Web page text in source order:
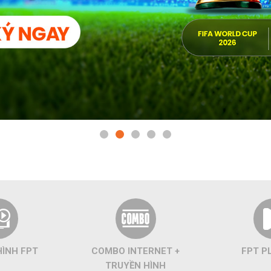
FPT
COMBO INTERNET +
TRUYỀN HÌNH
FPT